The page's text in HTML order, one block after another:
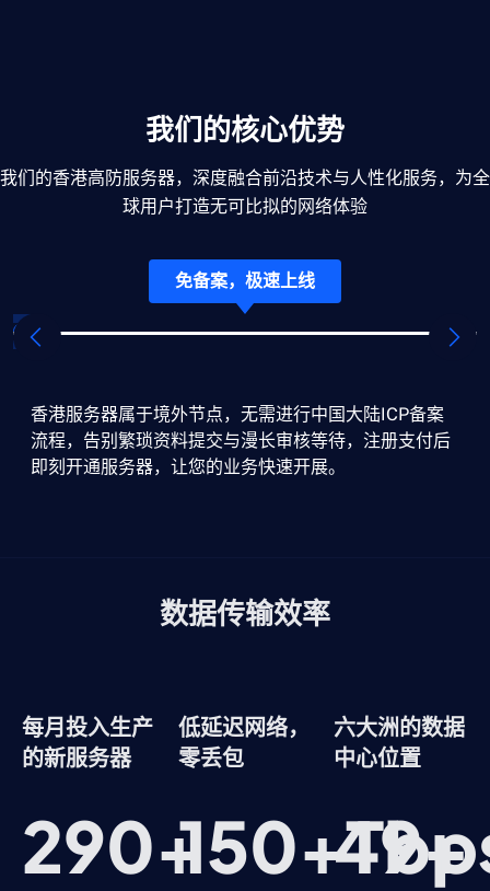
我们的核心优势
我们的香港高防服务器，深度融合前沿技术与人性化服务，为全
球用户打造无可比拟的网络体验
免备案，极速上线
香港服务器属于境外节点，无需进行中国大陆ICP备案
流程，告别繁琐资料提交与漫长审核等待，注册支付后
即刻开通服务器，让您的业务快速开展。
数据传输效率
每月投入生产
的新服务器
290+
低延迟网络，
零丢包
150
六大洲的数据
中心位置
49+